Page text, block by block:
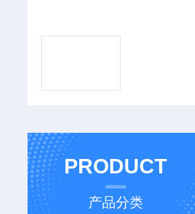
PRODUCT
产品分类